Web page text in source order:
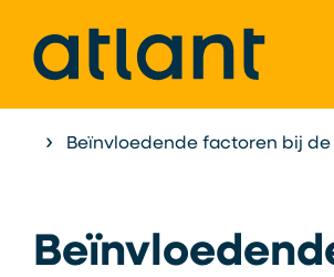
Home Atlant als
Beïnvloedende factoren bij